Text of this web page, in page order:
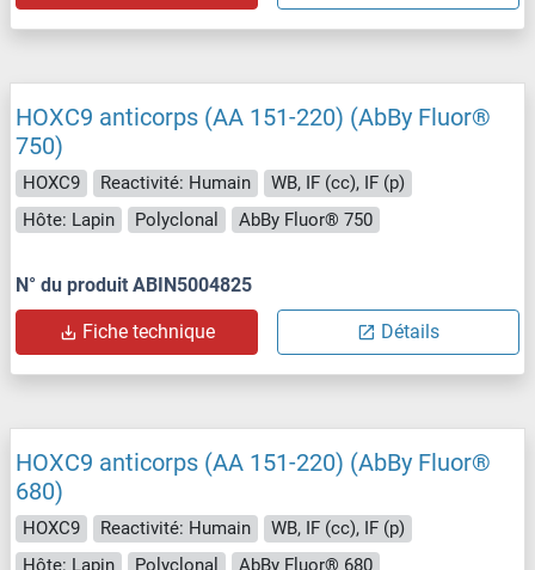
HOXC9 anticorps (AA 151-220) (AbBy Fluor®
750)
HOXC9 Reactivité: Humain
WB, IF (cc), IF (p)
Hôte: Lapin
Polyclonal AbBy Fluor® 750
N° du produit ABIN5004825
Fiche technique Détails
HOXC9 anticorps (AA 151-220) (AbBy Fluor®
680)
HOXC9 Reactivité: Humain
WB, IF (cc), IF (p)
Hôte: Lapin
Polyclonal AbBy Fluor® 680